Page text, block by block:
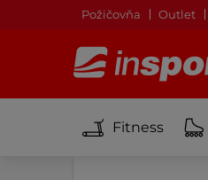
Požičovňa Outlet
Fitness